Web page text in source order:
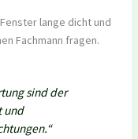
lange dicht und
Fachmann fragen.
sind der
und